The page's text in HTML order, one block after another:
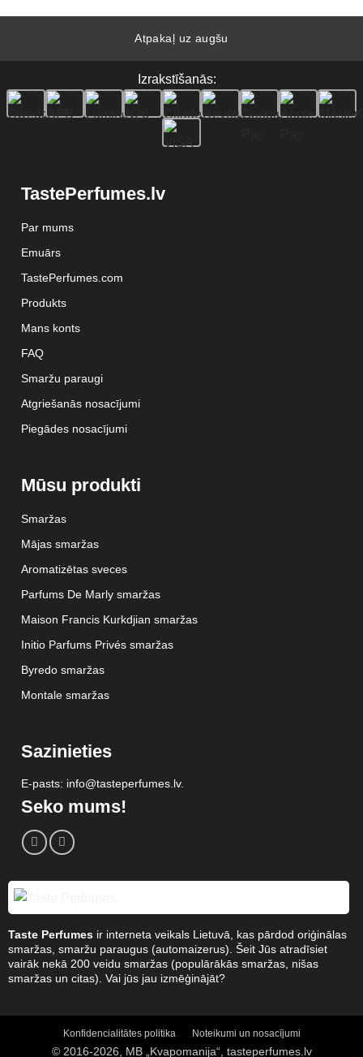
Atpakaļ uz augšu
Izrakstīšanās:
TastePerfumes.lv
Par mums
Emuārs
TastePerfumes.com
Produkts
Mans konts
FAQ
Smaržu paraugi
Atgriešanās nosacījumi
Piegādes nosacījumi
Mūsu produkti
Smaržas
Mājas smaržas
Aromatizētas sveces
Parfums De Marly smaržas
Maison Francis Kurkdjian smaržas
Initio Parfums Privés smaržas
Byredo smaržas
Montale smaržas
Sazinieties
E-pasts: info@tasteperfumes.lv.
Seko mums!
Taste Perfumesir interneta veikals Lietuvā, kas pārdod oriģinālas
smaržas, smaržu paraugus (automaizerus). Šeit Jūs atradīsiet
vairāk nekā 200 veidu smaržas (populārākās smaržas, nišas
smaržas un citas). Vai jūs jau izmēģinājāt?
Konfidencialitātes politika Noteikumi un nosacījumi
© 2016-2026, MB „Kvapomanija“, tasteperfumes.lv